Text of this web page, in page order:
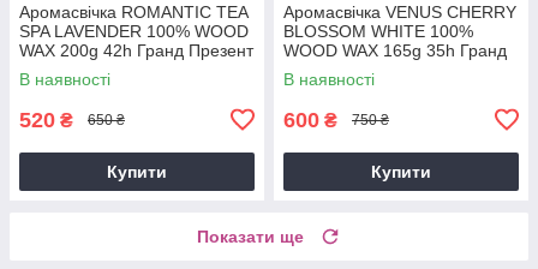
Аромасвічка ROMANTIC TEA
SPA LAVENDER 100% WOOD
WAX 200g 42h Гранд Презент
NAC 1082
В наявності
520 ₴ 650 ₴
Купити
Аромасвічка VENUS CHERRY
BLOSSOM WHITE 100%
WOOD WAX 165g 35h Гранд
Презент NAC 1015W
В наявності
600 ₴ 750 ₴
Купити
Показати ще